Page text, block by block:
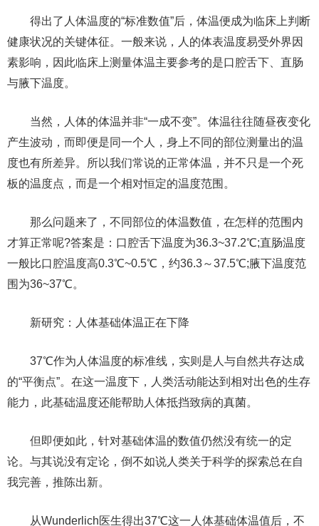
得出了人体温度的“标准数值”后，体温便成为临床上判断
健康状况的关键体征。一般来说，人的体表温度易受外界因
素影响，因此临床上测量体温主要参考的是口腔舌下、直肠
与腋下温度。
当然，人体的体温并非“一成不变”。体温往往随昼夜变化
产生波动，而即便是同一个人，身上不同的部位测量出的温
度也有所差异。所以我们常说的正常体温，并不只是一个死
板的温度点，而是一个相对恒定的温度范围。
那么问题来了，不同部位的体温数值，在怎样的范围内
才算正常呢?答案是：口腔舌下温度为36.3~37.2℃;直肠温度
一般比口腔温度高0.3℃~0.5℃，约36.3～37.5℃;腋下温度范
围为36~37℃。
新研究：人体基础体温正在下降
37℃作为人体温度的标准线，实则是人与自然共存达成
的“平衡点”。在这一温度下，人类活动能达到相对出色的生存
能力，此基础温度还能帮助人体抵挡致病的真菌。
但即便如此，针对基础体温的数值仍然没有统一的定
论。与其说没有定论，倒不如说人类关于科学的探索总在自
我完善，推陈出新。
从Wunderlich医生得出37℃这一人体基础体温值后，不